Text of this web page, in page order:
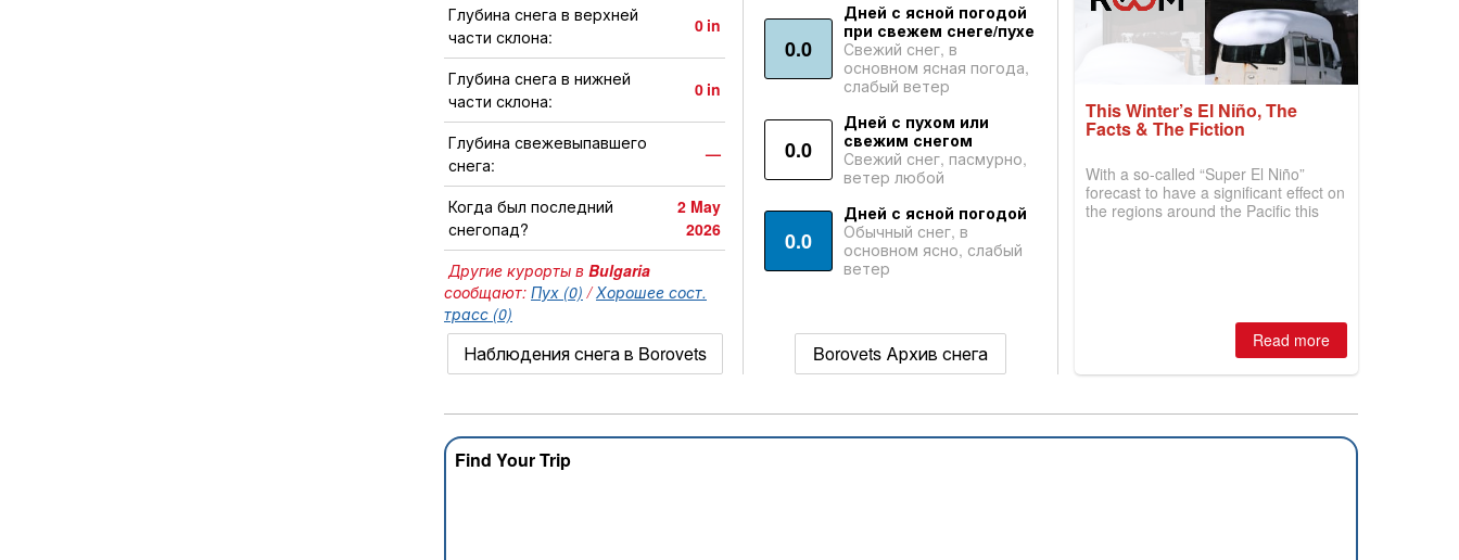
Глубина снега в верхней
части склона:
0 in
Глубина снега в нижней
части склона:
0 in
Глубина свежевыпавшего
снега:
—
Когда был последний
снегопад?
2 May
2026
Другие курорты в Bulgaria
сообщают: Пух (0) /Хорошее сост.
трасс (0)
Наблюдения снега в Borovets
0.0
Дней с ясной погодой
при свежем снеге/пухе
Свежий снег, в
основном ясная погода,
слабый ветер
0.0
Дней с пухом или
свежим снегом
Свежий снег, пасмурно,
ветер любой
0.0
Дней с ясной погодой
Обычный снег, в
основном ясно, слабый
ветер
Borovets Архив снега
This Winter’s El Niño, The
Facts & The Fiction
With a so-called “Super El Niño”
forecast to have a significant effect on
the regions around the Pacific this
Read more
Find Your Trip